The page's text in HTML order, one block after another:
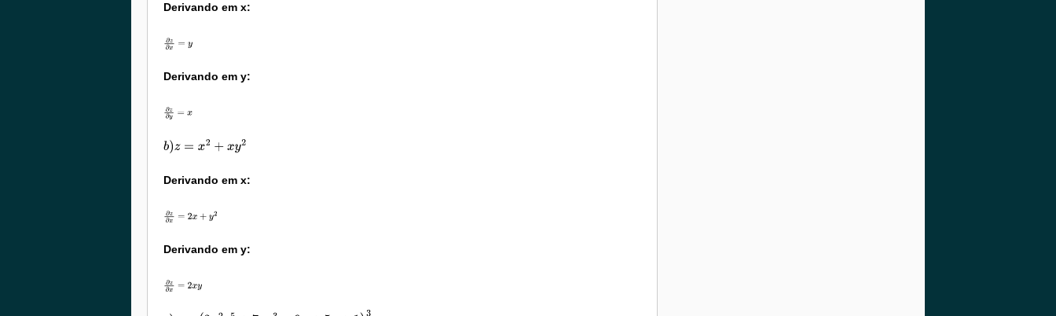
Derivando em x:
∂z∂ x=y
Derivando em y:
∂z∂ y= x
b)z=x2 +xy 2
Derivando em x:
∂z∂ x=2x+ y2
Derivando em y:
∂z∂ x=2xy